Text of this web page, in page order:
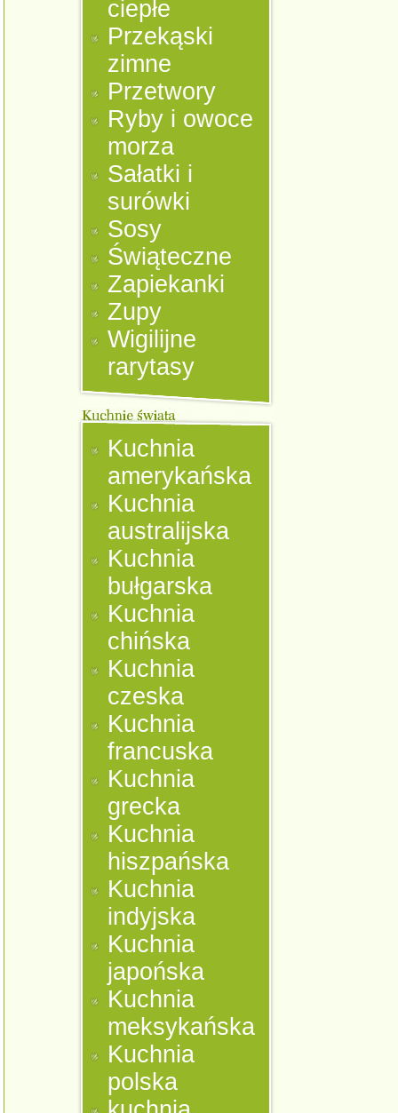
ciepłe
Przekąski
zimne
Przetwory
Ryby i owoce
morza
Sałatki i
surówki
Sosy
Świąteczne
Zapiekanki
Zupy
Wigilijne
rarytasy
Kuchnia
amerykańska
Kuchnia
australijska
Kuchnia
bułgarska
Kuchnia
chińska
Kuchnia
czeska
Kuchnia
francuska
Kuchnia
grecka
Kuchnia
hiszpańska
Kuchnia
indyjska
Kuchnia
japońska
Kuchnia
meksykańska
Kuchnia
polska